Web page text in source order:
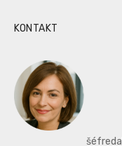
KONTAKT